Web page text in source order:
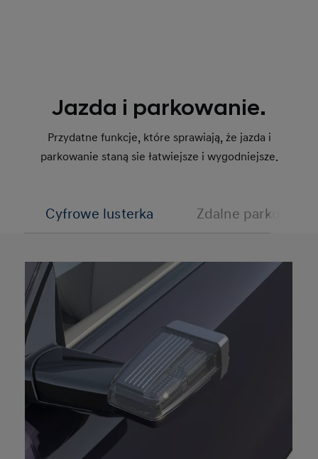
Jazda i parkowanie.
Przydatne funkcje, które sprawiają, że jazda i
parkowanie staną sie łatwiejsze i wygodniejsze.
Cyfrowe lusterka Zdalne parkowanie